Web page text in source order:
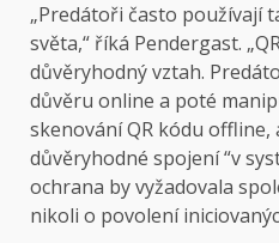
„Predátoři často používají
světa,“ říká Pendergast.
důvěryhodný vztah.
důvěru online a poté
skenování QR kódu offline,
důvěryhodné spojení “v
ochrana by vyžadovala
nikoli o povolení